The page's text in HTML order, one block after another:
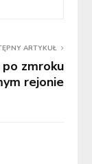
ARTYKUŁ
zmroku
rejonie